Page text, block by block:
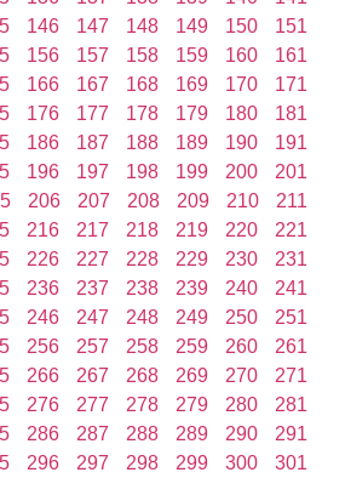
146 147 148 149 150
151
156 157 158 159 160
161
166 167 168 169 170
171
176 177 178 179 180
181
186 187 188 189 190
191
196 197 198 199 200
201
206 207 208 209 210
211
216 217 218 219 220
221
226 227 228 229 230
231
236 237 238 239 240
241
246 247 248 249 250
251
256 257 258 259 260
261
266 267 268 269 270
271
276 277 278 279 280
281
286 287 288 289 290
291
296 297 298 299 300
301